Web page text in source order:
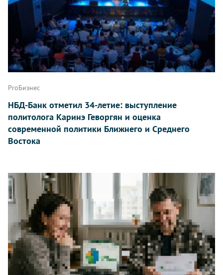
ProБизнес
НБД-Банк отметил 34-летие: выступление
политолога Каринэ Геворгян и оценка
современной политики Ближнего и Среднего
Востока